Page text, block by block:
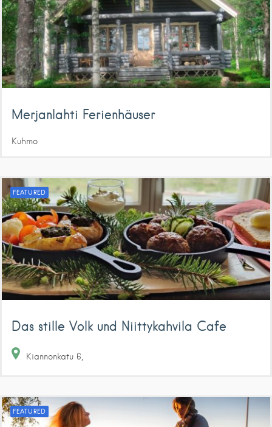
Merjanlahti Ferienhäuser
Kuhmo
FEATURED
Das stille Volk und Niittykahvila Cafe
Kiannonkatu 6
FEATURED